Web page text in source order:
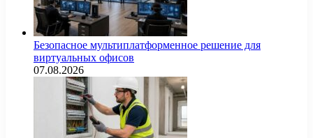
Безопасное мультиплатформенное решение для
виртуальных офисов
07.08.2026